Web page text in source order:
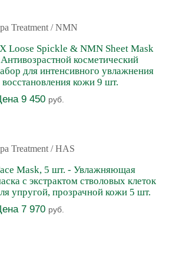
Treatment / NMN
Loose Spickle & NMN Sheet Mask
косметический
для интенсивного увлажнения
восстановления кожи 9 шт.
9 450 руб.
Treatment / HAS
Mask, 5 шт. - Увлажняющая
с экстрактом стволовых клеток
упругой, прозрачной кожи 5 шт.
7 970 руб.